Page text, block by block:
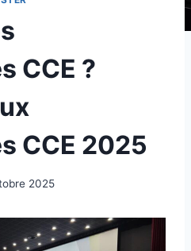
CCE ?
CCE 2025
2025